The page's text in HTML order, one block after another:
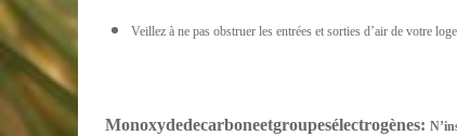
Veillez à ne pas obstruer les entrées et sorties d’air de votre
Monoxydedecarboneetgroupesélectrogènes: